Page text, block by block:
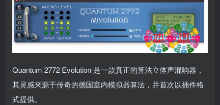
Quantum 2772 Evolution 是一款真正的算法立体声混响器，
其灵感来源于传奇的德国室内模拟器算法，并首次以插件格
式提供。